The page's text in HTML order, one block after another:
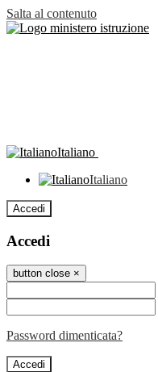
Salta al contenuto
Italiano
Italiano
Accedi
Accedi
button close ×
Password dimenticata?